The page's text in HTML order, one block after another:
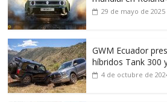
29 de mayo de 2025
GWM Ecuador
híbridos Tank 300
4 de octubre de